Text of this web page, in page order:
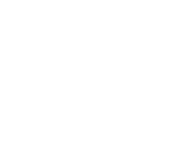
，並且閣下對試用版的使用必須遵
試用版優惠的特定條款所提供，否
所提供試用版相關之服務的使用者
保留隨時自行決定修改或終止試用
知。除非您在試用期滿前取消，否
惠，則您的訂閱將自動以我們發布
閣下從 NortonLifeLock 或由